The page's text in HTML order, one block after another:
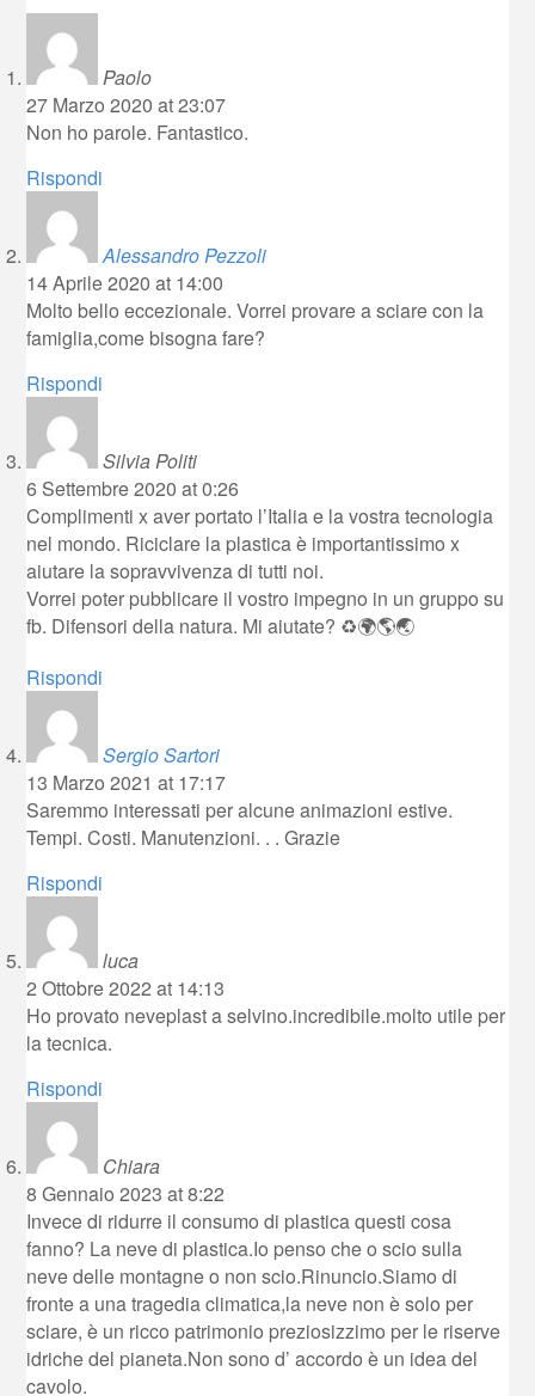
Paolo
27 Marzo 2020 at 23:07
Non ho parole. Fantastico.
Rispondi
Alessandro Pezzoli
14 Aprile 2020 at 14:00
Molto bello eccezionale. Vorrei provare a sciare con la
famiglia,come bisogna fare?
Rispondi
Silvia Politi
6 Settembre 2020 at 0:26
Complimenti x aver portato l’Italia e la vostra tecnologia
nel mondo. Riciclare la plastica è importantissimo x
aiutare la sopravvivenza di tutti noi.
Vorrei poter pubblicare il vostro impegno in un gruppo su
fb. Difensori della natura. Mi aiutate? ♻🌍🌎🌏
Rispondi
Sergio Sartori
13 Marzo 2021 at 17:17
Saremmo interessati per alcune animazioni estive.
Tempi. Costi. Manutenzioni. . . Grazie
Rispondi
luca
2 Ottobre 2022 at 14:13
Ho provato neveplast a selvino.incredibile.molto utile per
la tecnica.
Rispondi
Chiara
8 Gennaio 2023 at 8:22
Invece di ridurre il consumo di plastica questi cosa
fanno? La neve di plastica.Io penso che o scio sulla
neve delle montagne o non scio.Rinuncio.Siamo di
fronte a una tragedia climatica,la neve non è solo per
sciare, è un ricco patrimonio preziosizzimo per le riserve
idriche del pianeta.Non sono d’ accordo è un idea del
cavolo.